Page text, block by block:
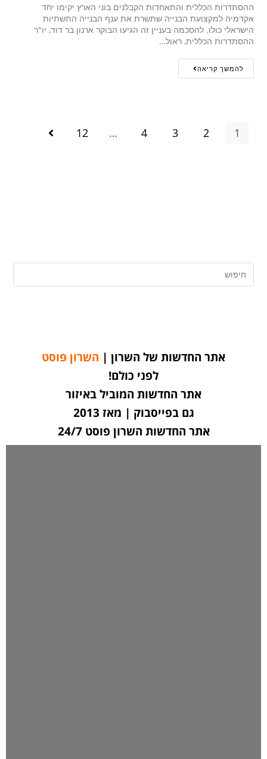
ההסתדרות הכללית והתאחדות הקבלנים בוני הארץ יקימו יחד
אקדמיה למקצועת הבנייה שתשרת את ענף הבנייה התשתיות
הישראלי כולו. להסכמה בעניין זה הגיעו הבוקר ארנון בר דוד, יו"ר
ההסתדרות הכללית, ראול…
להמשך קריאה
1
2
3
4
…
12
אתר החדשות של השרון | השרון פוסט
לפני כולם!
אתר החדשות המוביל באיזור
גם בפייסבוק | מאז 2013
אתר החדשות השרון פוסט 24/7
לחצו כאן ליצירת קשר